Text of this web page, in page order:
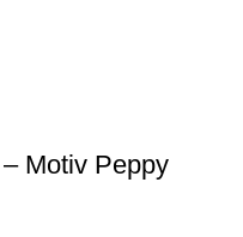
Motiv Peppy